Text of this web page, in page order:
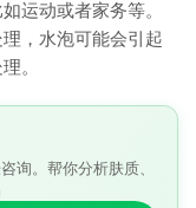
运动或者家务等。
，水泡可能会引起
。
询。帮你分析肤质、